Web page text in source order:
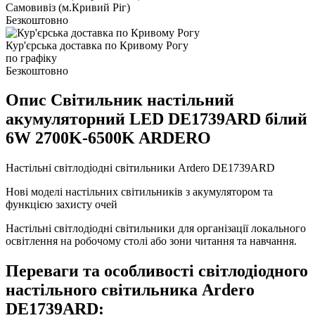
Самовивіз (м.Кривий Ріг)
Безкоштовно
Кур'єрська доставка по Кривому Рогу
по графіку
Безкоштовно
Опис Свiтильник настiльний
акумуляторний LED DE1739ARD білий
6W 2700K-6500K ARDERO
Настільні світлодіодні світильники Ardero DE1739ARD
Нові моделі настільних світильників з акумулятором та
функцією захисту очей
Настільні світлодіодні світильники для організації локального
освітлення на робочому столі або зони читання та навчання.
Переваги та особливості світлодіодного
настільного світильника Ardero
DE1739ARD: